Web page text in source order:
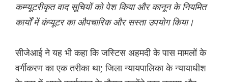
कम्प्यूटरीकृत वाद सूचियों को पेश किया और कानून के नियमित
कार्यों में कंप्यूटर का औपचारिक और सस्ता उपयोग किया।
सीजेआई ने यह भी कहा कि जस्टिस अहमदी के पास मामलों के
वर्गीकरण का एक तरीका था; जिला न्यायपालिका के न्यायाधीश